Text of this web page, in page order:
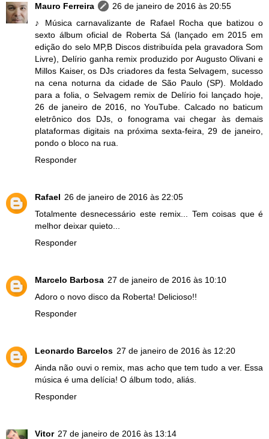
Mauro Ferreira
26 de janeiro de 2016 às 20:55
♪ Música carnavalizante de Rafael Rocha que batizou o
sexto álbum oficial de Roberta Sá (lançado em 2015 em
edição do selo MP,B Discos distribuída pela gravadora Som
Livre), Delírio ganha remix produzido por Augusto Olivani e
Millos Kaiser, os DJs criadores da festa Selvagem, sucesso
na cena noturna da cidade de São Paulo (SP). Moldado
para a folia, o Selvagem remix de Delírio foi lançado hoje,
26 de janeiro de 2016, no YouTube. Calcado no baticum
eletrônico dos DJs, o fonograma vai chegar às demais
plataformas digitais na próxima sexta-feira, 29 de janeiro,
pondo o bloco na rua.
Responder
Rafael 26 de janeiro de 2016 às 22:05
Totalmente desnecessário este remix... Tem coisas que é
melhor deixar quieto...
Responder
Marcelo Barbosa 27 de janeiro de 2016 às 10:10
Adoro o novo disco da Roberta! Delicioso!!
Responder
Leonardo Barcelos 27 de janeiro de 2016 às 12:20
Ainda não ouvi o remix, mas acho que tem tudo a ver. Essa
música é uma delícia! O álbum todo, aliás.
Responder
Vitor 27 de janeiro de 2016 às 13:14